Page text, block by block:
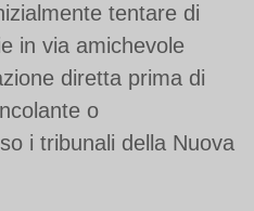
tentare di
in via amichevole
diretta prima di
o
i tribunali della Nuova